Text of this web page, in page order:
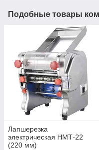
Подобные товары
Лапшерезка
электрическая НМТ-22
(220 мм)